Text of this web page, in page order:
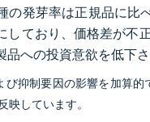
の発芽率は正規品に比
しており、価格差が不
への投資意欲を低下さ
抑制要因の影響を加算
映しています。